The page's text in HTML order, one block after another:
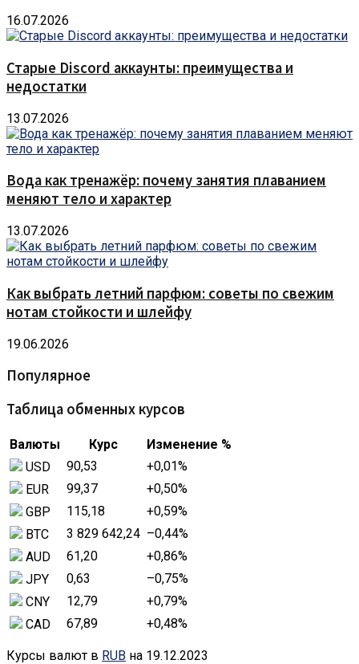
16.07.2026
Старые Discord аккаунты: преимущества и
недостатки
13.07.2026
Вода как тренажёр: почему занятия плаванием
меняют тело и характер
13.07.2026
Как выбрать летний парфюм: советы по свежим
нотам стойкости и шлейфу
19.06.2026
Популярное
Таблица обменных курсов
Валюты Курс
Изменение %
USD
90,53 +0,01%
EUR
99,37 +0,50%
GBP
115,18 +0,59%
BTC
3 829 642,24 –0,44%
AUD
61,20 +0,86%
JPY
0,63 –0,75%
CNY
12,79 +0,79%
CAD
67,89 +0,48%
Курсы валют в RUB на 19.12.2023